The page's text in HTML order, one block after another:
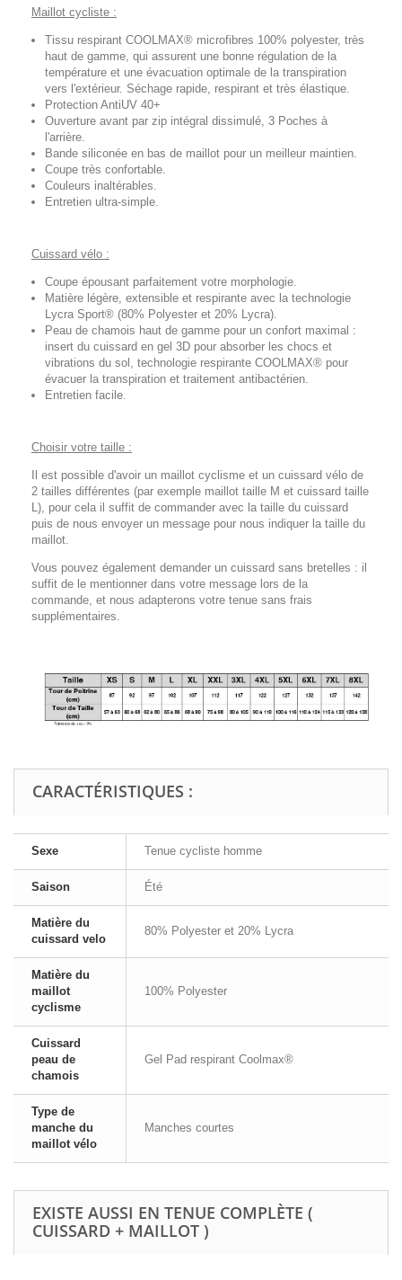
Maillot cycliste :
Tissu respirant COOLMAX® microfibres 100% polyester, très
haut de gamme, qui assurent une bonne régulation de la
température et une évacuation optimale de la transpiration
vers l'extérieur. Séchage rapide, respirant et très élastique.
Protection AntiUV 40+
Ouverture avant par zip intégral dissimulé, 3 Poches à
l'arrière.
Bande siliconée en bas de maillot pour un meilleur maintien.
Coupe très confortable.
Couleurs inaltérables.
Entretien ultra-simple.
Cuissard vélo :
Coupe épousant parfaitement votre morphologie.
Matière légère, extensible et respirante avec la technologie
Lycra Sport® (80% Polyester et 20% Lycra).
Peau de chamois haut de gamme pour un confort maximal :
insert du cuissard en gel 3D pour absorber les chocs et
vibrations du sol, technologie respirante COOLMAX® pour
évacuer la transpiration et traitement antibactérien.
Entretien facile.
Choisir votre taille :
Il est possible d'avoir un maillot cyclisme et un cuissard vélo de
2 tailles différentes (par exemple maillot taille M et cuissard taille
L), pour cela il suffit de commander avec la taille du cuissard
puis de nous envoyer un message pour nous indiquer la taille du
maillot.
Vous pouvez également demander un cuissard sans bretelles : il
suffit de le mentionner dans votre message lors de la
commande, et nous adapterons votre tenue sans frais
supplémentaires.
CARACTÉRISTIQUES :
Sexe Tenue cycliste homme
Saison Été
Matière du
cuissard velo
80% Polyester et 20% Lycra
Matière du
maillot
cyclisme
100% Polyester
Cuissard
peau de
chamois
Gel Pad respirant Coolmax®
Type de
manche du
maillot vélo
Manches courtes
EXISTE AUSSI EN TENUE COMPLÈTE (
CUISSARD + MAILLOT )